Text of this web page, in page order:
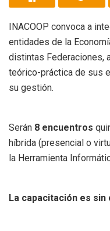
INACOOP convoca a
entidades de la
distintas Federaciones,
teórico-práctica de sus
su gestión.
Serán 8 encuentros
híbrida (presencial o
la Herramienta
La capacitación es sin